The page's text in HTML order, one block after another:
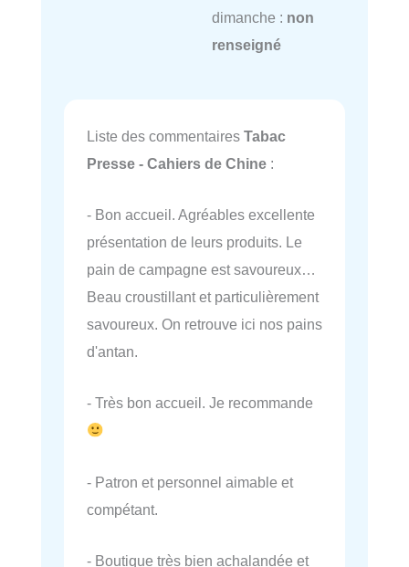
dimanche : non
renseigné
Liste des commentaires Tabac
Presse - Cahiers de Chine :
- Bon accueil. Agréables excellente
présentation de leurs produits. Le
pain de campagne est savoureux…
Beau croustillant et particulièrement
savoureux. On retrouve ici nos pains
d'antan.
- Très bon accueil. Je recommande
- Patron et personnel aimable et
compétant.
- Boutique très bien achalandée et